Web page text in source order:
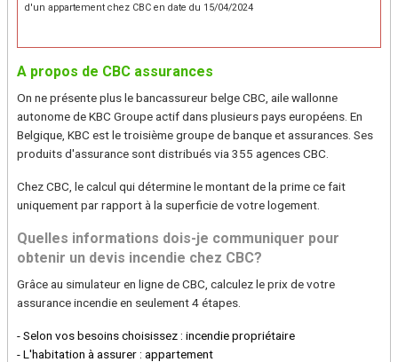
d'un appartement chez CBC en date du 15/04/2024
A propos de CBC assurances
On ne présente plus le bancassureur belge CBC, aile wallonne
autonome de KBC Groupe actif dans plusieurs pays européens. En
Belgique, KBC est le troisième groupe de banque et assurances. Ses
produits d'assurance sont distribués via 355 agences CBC.
Chez CBC, le calcul qui détermine le montant de la prime ce fait
uniquement par rapport à la superficie de votre logement.
Quelles informations dois-je communiquer pour
obtenir un devis incendie chez CBC?
Grâce au simulateur en ligne de CBC, calculez le prix de votre
assurance incendie en seulement 4 étapes.
- Selon vos besoins choisissez : incendie propriétaire
- L'habitation à assurer : appartement